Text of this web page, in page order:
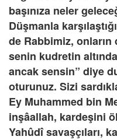
başınıza neler
Düşmanla
de Rabbimiz,
senin kudretin
ancak sensin” diye
oturunuz. Sizi
Ey Muhammed bin
inşâallah, kardeşini
Yahûdî savaşçıları,